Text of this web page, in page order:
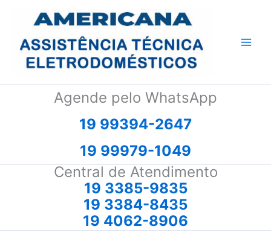
conteúdo
Agende pelo WhatsApp
19 99394-2647
19 99979-1049
Central de Atendimento
19 3385-9835
19 3384-8435
19 4062-8906